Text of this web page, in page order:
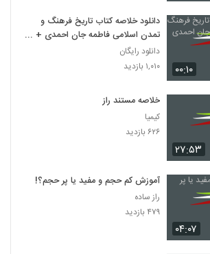
۰۰:۱۰
دانلود خلاصه کتاب تاریخ فرهنگ و
تمدن اسلامی فاطمه جان احمدی +
نمونه سوالات
دانلود رایگان
۱,۰۱۰ بازدید
۲۷:۵۳
خلاصه مستند راز
کیمیا
۶۲۶ بازدید
۰۴:۰۷
آموزش کم حجم و مفید یا پر حجم؟!
راز ساده
۴۷۹ بازدید